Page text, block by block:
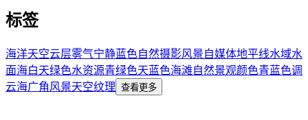
标签
海洋天空云层雾气宁静蓝色自然摄影风景自媒体地平线水域水
面海白天绿色水资源青绿色天蓝色海滩自然景观颜色青蓝色调
云海广角风景天空纹理 查看更多